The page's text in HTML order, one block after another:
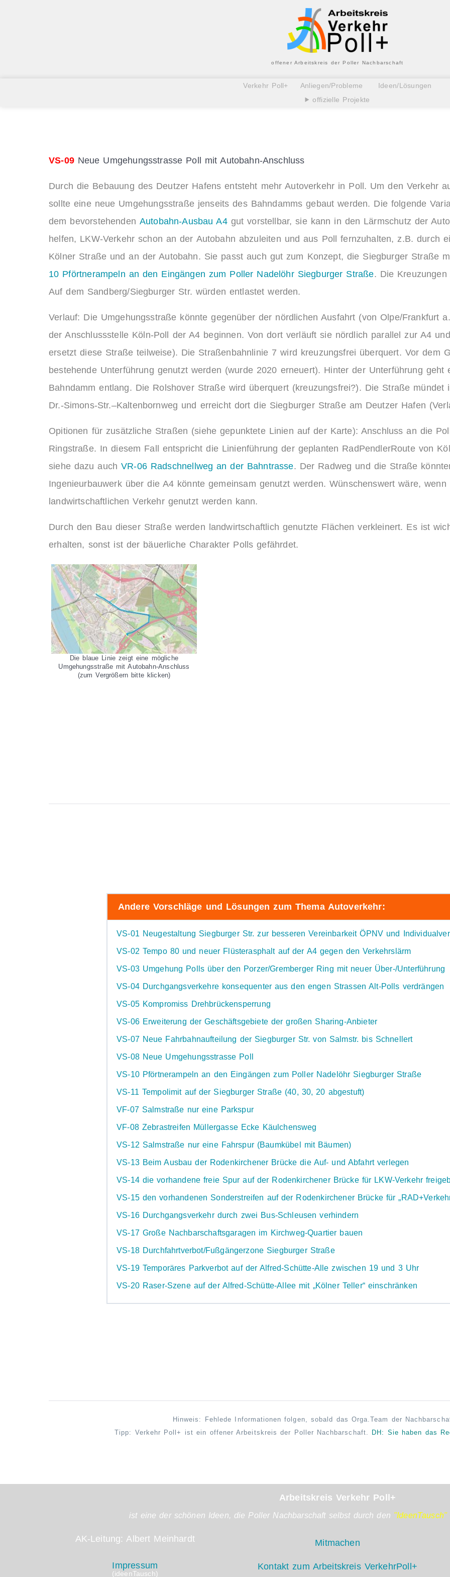
offener Arbeitskreis der Poller Nachbarschaft
Verkehr Poll+ Anliegen/Probleme
Ideen/Lösungen
offizielle Projekte
VS-09 Neue Umgehungsstrasse Poll mit Autobahn-Anschluss
Durch die Bebauung des Deutzer Hafens entsteht mehr Autoverkehr in Poll. Um den Verkehr
sollte eine neue Umgehungsstraße jenseits des Bahndamms gebaut werden. Die folgende
dem bevorstehenden Autobahn-Ausbau A4gut vorstellbar, sie kann in den Lärmschutz der
helfen, LKW-Verkehr schon an der Autobahn abzuleiten und aus Poll fernzuhalten, z.B. durch
Kölner Straße und an der Autobahn. Sie passt auch gut zum Konzept, die Siegburger Straße
10 Pförtnerampeln an den Eingängen zum Poller Nadelöhr Siegburger Straße. Die
Auf dem Sandberg/Siegburger Str. würden entlastet werden.
Verlauf: Die Umgehungsstraße könnte gegenüber der nördlichen Ausfahrt (von Olpe/Frankfurt
der Anschlussstelle Köln-Poll der A4 beginnen. Von dort verläuft sie nördlich parallel zur A4
ersetzt diese Straße teilweise). Die Straßenbahnlinie 7 wird kreuzungsfrei überquert. Vor dem
bestehende Unterführung genutzt werden (wurde 2020 erneuert). Hinter der Unterführung
Bahndamm entlang. Die Rolshover Straße wird überquert (kreuzungsfrei?). Die Straße
Dr.-Simons-Str.–Kaltenbornweg und erreicht dort die Siegburger Straße am Deutzer Hafen
Opitionen für zusätzliche Straßen (siehe gepunktete Linien auf der Karte): Anschluss an die
Ringstraße. In diesem Fall entspricht die Linienführung der geplanten RadPendlerRoute von
siehe dazu auchVR-06 Radschnellweg an der Bahntrasse. Der Radweg und die Straße
Ingenieurbauwerk über die A4 könnte gemeinsam genutzt werden. Wünschenswert wäre,
landwirtschaftlichen Verkehr genutzt werden kann.
Durch den Bau dieser Straße werden landwirtschaftlich genutzte Flächen verkleinert. Es ist
erhalten, sonst ist der bäuerliche Charakter Polls gefährdet.
Die blaue Linie zeigt eine mögliche
Umgehungsstraße mit Autobahn-Anschluss
(zum Vergrößern bitte klicken)
Andere Vorschläge und Lösungen zum Thema Autoverkehr:
VS-01 Neugestaltung Siegburger Str. zur besseren Vereinbarkeit ÖPNV und
VS-02 Tempo 80 und neuer Flüsterasphalt auf der A4 gegen den Verkehrslärm
VS-03 Umgehung Polls über den Porzer/Gremberger Ring mit neuer Über-/Unterführung
VS-04 Durchgangsverkehre konsequenter aus den engen Strassen Alt-Polls verdrängen
VS-05 Kompromiss Drehbrückensperrung
VS-06 Erweiterung der Geschäftsgebiete der großen Sharing-Anbieter
VS-07 Neue Fahrbahnaufteilung der Siegburger Str. von Salmstr. bis Schnellert
VS-08 Neue Umgehungsstrasse Poll
VS-10 Pförtnerampeln an den Eingängen zum Poller Nadelöhr Siegburger Straße
VS-11 Tempolimit auf der Siegburger Straße (40, 30, 20 abgestuft)
VF-07 Salmstraße nur eine Parkspur
VF-08 Zebrastreifen Müllergasse Ecke Käulchensweg
VS-12 Salmstraße nur eine Fahrspur (Baumkübel mit Bäumen)
VS-13 Beim Ausbau der Rodenkirchener Brücke die Auf- und Abfahrt verlegen
VS-14 die vorhandene freie Spur auf der Rodenkirchener Brücke für LKW-Verkehr
VS-15 den vorhandenen Sonderstreifen auf der Rodenkirchener Brücke für
VS-16 Durchgangsverkehr durch zwei Bus-Schleusen verhindern
VS-17 Große Nachbarschaftsgaragen im Kirchweg-Quartier bauen
VS-18 Durchfahrtverbot/Fußgängerzone Siegburger Straße
VS-19 Temporäres Parkverbot auf der Alfred-Schütte-Alle zwischen 19 und 3 Uhr
VS-20 Raser-Szene auf der Alfred-Schütte-Allee mit „Kölner Teller“ einschränken
Hinweis: Fehlede Informationen folgen, sobald das Orga.Team der
Tipp: Verkehr Poll+ ist ein offener Arbeitskreis der Poller Nachbarschaft.
DH: Sie haben das
Arbeitskreis Verkehr Poll+
ist eine der schönen Ideen, die Poller Nachbarschaft selbst durch den "IdeenTausch"
AK-Leitung: Albert Meinhardt Mitmachen
Impressum
(ideenTausch)
Kontakt zum Arbeitskreis VerkehrPoll+